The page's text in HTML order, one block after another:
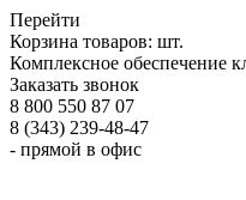
Перейти
Корзина товаров: шт.
Комплексное обеспечение
Заказать звонок
8 800 550 87 07
8 (343) 239-48-47
- прямой в офис